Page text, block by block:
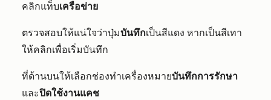
คลิกแท็บเครือข่าย
ตรวจสอบให้แน่ใจว่าปุ่มบันทึกเป็นสีแดง หากเป็นสีเทา
ให้คลิกเพื่อเริ่มบันทึก
ที่ด้านบนให้เลือกช่องทำเครื่องหมายบันทึกการรักษา
และปิดใช้งานแคช